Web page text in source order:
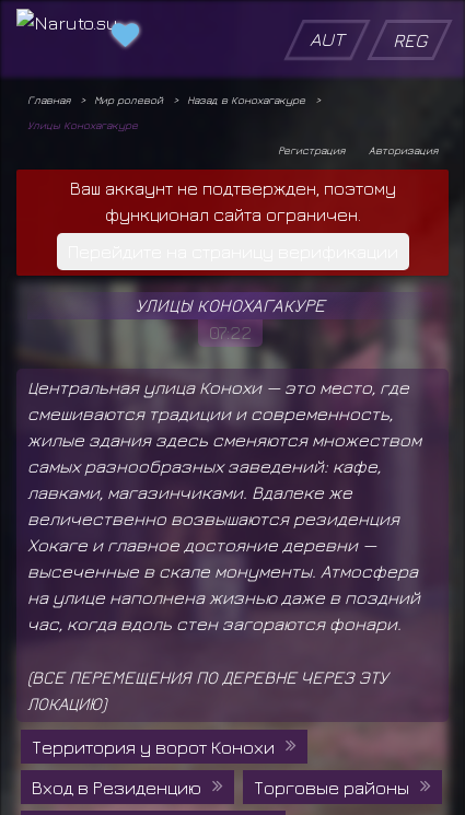
AUT REG
Главная Мир ролевой
Назад в Конохагакуре
Улицы Конохагакуре
Авторизация
Регистрация
Ваш аккаунт не подтвержден, поэтому
функционал сайта ограничен.
УЛИЦЫ КОНОХАГАКУРЕ
07:22
Центральная улица Конохи — это место, где
смешиваются традиции и современность,
жилые здания здесь сменяются множеством
самых разнообразных заведений: кафе,
лавками, магазинчиками. Вдалеке же
величественно возвышаются резиденция
Хокаге и главное достояние деревни —
высеченные в скале монументы. Атмосфера
на улице наполнена жизнью даже в поздний
час, когда вдоль стен загораются фонари.
(ВСЕ ПЕРЕМЕЩЕНИЯ ПО ДЕРЕВНЕ ЧЕРЕЗ ЭТУ
ЛОКАЦИЮ)
Территория у ворот Конохи
Вход в Резиденцию
Торговые районы